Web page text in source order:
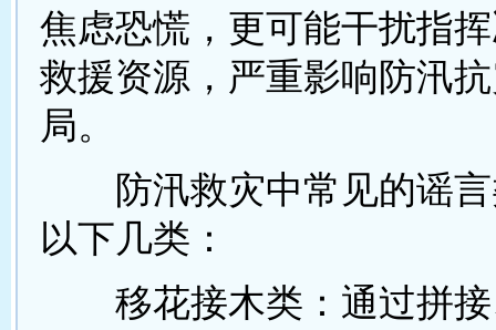
焦虑恐慌，更可能干扰指
救援资源，严重影响防汛
局。
防汛救灾中常见的谣言
以下几类：
移花接木类：通过拼接